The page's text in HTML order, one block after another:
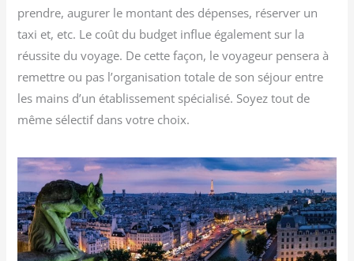
prendre, augurer le montant des dépenses, réserver un
taxi et, etc. Le coût du budget influe également sur la
réussite du voyage. De cette façon, le voyageur pensera à
remettre ou pas l’organisation totale de son séjour entre
les mains d’un établissement spécialisé. Soyez tout de
même sélectif dans votre choix.